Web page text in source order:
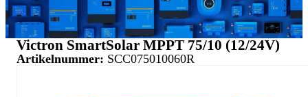
Victron SmartSolar MPPT 75/10 (12/24V)
Artikelnummer: SCC075010060R